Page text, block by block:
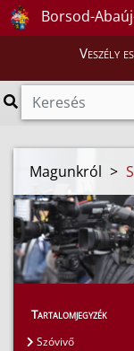
Borsod-
Veszély
Magunkról >
Tartalomjegyzék
Szóvivő